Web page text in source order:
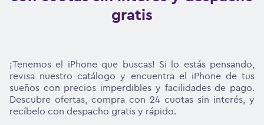
gratis
¡Tenemos el iPhone que buscas! Si lo estás pensando,
revisa nuestro catálogo y encuentra el iPhone de tus
sueños con precios imperdibles y facilidades de pago.
Descubre ofertas, compra con 24 cuotas sin interés, y
recíbelo con despacho gratis y rápido.